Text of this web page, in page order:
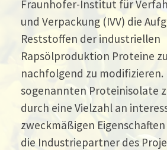
Fraunhofer-Institut für
und Verpackung (IVV) die
Reststoffen der industriellen
Rapsölproduktion Proteine
nachfolgend zu modifizieren.
sogenannten Proteinisolate
durch eine Vielzahl an
zweckmäßigen
die Industriepartner des